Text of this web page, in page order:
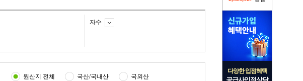
2,227,251
상품
다양한 입점혜택
자수
원산지 전체 국산/국내산 국외산